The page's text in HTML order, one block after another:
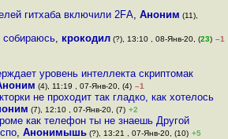
гитхаба включили 2FА, Аноним (11),
, крокодил(?), 13:10 , 08-Янв-20, (23) –1
уровень интеллекта скриптомак
(4), 11:19 , 07-Янв-20, (4) –1
не проходит так гладко, как хотелось
(7), 12:10 , 07-Янв-20, (7) +2
как телефон ты не знаешь Другой
, Анонимышь(?), 13:21 , 07-Янв-20, (10) +5